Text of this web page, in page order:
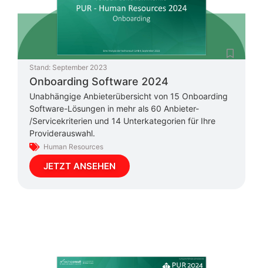
Stand: September 2023
Onboarding Software 2024
Unabhängige Anbieterübersicht von 15 Onboarding
Software-Lösungen in mehr als 60 Anbieter-
/Servicekriterien und 14 Unterkategorien für Ihre
Providerauswahl.
Human Resources
JETZT ANSEHEN